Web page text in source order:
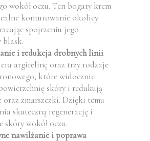
wokół oczu. Ten bogaty krem
konturowanie okolicy
spojrzeniu jego
blask.
i redukcja drobnych linii
argirelinę oraz trzy rodzaje
które widocznie
skóry i redukują
zmarszczki. Dzięki temu
skuteczną regenerację i
skóry wokół oczu.
nawilżanie i poprawa